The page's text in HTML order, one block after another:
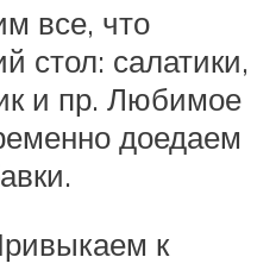
все, что
стол: салатики,
и пр. Любимое
доедаем
к